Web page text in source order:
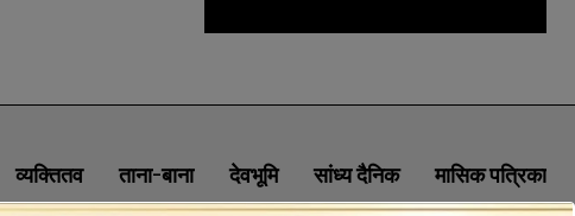
व्यक्तितव ताना-बाना देवभूमि सांध्य दैनिक मासिक पत्रिका